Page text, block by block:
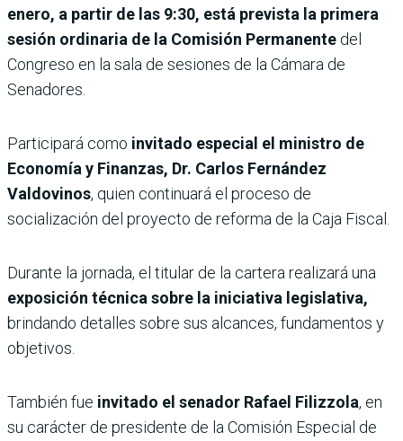
enero, a partir de las 9:30, está prevista la primera
sesión ordinaria de la Comisión Permanente del
Congreso en la sala de sesiones de la Cámara de
Senadores.
Participará como invitado especial el ministro de
Economía y Finanzas, Dr. Carlos Fernández
Valdovinos, quien continuará el proceso de
socialización del proyecto de reforma de la Caja Fiscal.
Durante la jornada, el titular de la cartera realizará una
exposición técnica sobre la iniciativa legislativa,
brindando detalles sobre sus alcances, fundamentos y
objetivos.
También fue invitado el senador Rafael Filizzola, en
su carácter de presidente de la Comisión Especial de